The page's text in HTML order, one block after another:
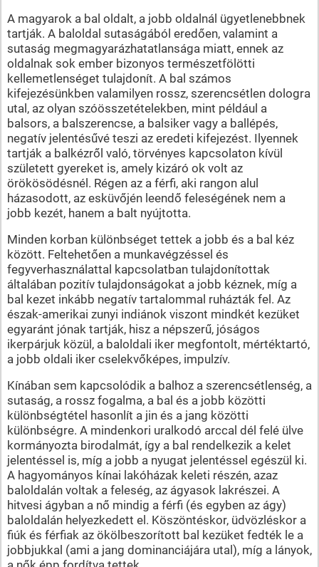
A magyarok a bal oldalt, a jobb oldalnál ügyetlenebbnek
tartják. A baloldal sutaságából eredően, valamint a
sutaság megmagyarázhatatlansága miatt, ennek az
oldalnak sok ember bizonyos természetfölötti
kellemetlenséget tulajdonít. A bal számos
kifejezésünkben valamilyen rossz, szerencsétlen dologra
utal, az olyan szóösszetételekben, mint például a
balsors, a balszerencse, a balsiker vagy a ballépés,
negatív jelentésűvé teszi az eredeti kifejezést. Ilyennek
tartják a balkézről való, törvényes kapcsolaton kívül
született gyereket is, amely kizáró ok volt az
örökösödésnél. Régen az a férfi, aki rangon alul
házasodott, az esküvőjén leendő feleségének nem a
jobb kezét, hanem a balt nyújtotta.
Minden korban különbséget tettek a jobb és a bal kéz
között. Feltehetően a munkavégzéssel és
fegyverhasználattal kapcsolatban tulajdonítottak
általában pozitív tulajdonságokat a jobb kéznek, míg a
bal kezet inkább negatív tartalommal ruházták fel. Az
észak-amerikai zunyi indiánok viszont mindkét kezüket
egyaránt jónak tartják, hisz a népszerű, jóságos
ikerpárjuk közül, a baloldali iker megfontolt, mértéktartó,
a jobb oldali iker cselekvőképes, impulzív.
Kínában sem kapcsolódik a balhoz a szerencsétlenség, a
sutaság, a rossz fogalma, a bal és a jobb közötti
különbségtétel hasonlít a jin és a jang közötti
különbségre. A mindenkori uralkodó arccal dél felé ülve
kormányozta birodalmát, így a bal rendelkezik a kelet
jelentéssel is, míg a jobb a nyugat jelentéssel egészül ki.
A hagyományos kínai lakóházak keleti részén, azaz
baloldalán voltak a feleség, az ágyasok lakrészei. A
hitvesi ágyban a nő mindig a férfi (és egyben az ágy)
baloldalán helyezkedett el. Köszöntéskor, üdvözléskor a
fiúk és férfiak az ökölbeszorított bal kezüket fedték le a
jobbjukkal (ami a jang dominanciájára utal), míg a lányok,